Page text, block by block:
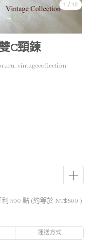
1 / 10
C頸鍊
500 點 (約等於 NT$500 )
運送方式